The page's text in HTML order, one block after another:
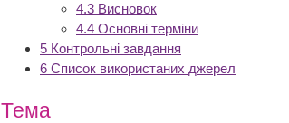
4.3 Висновок
4.4 Основні терміни
5 Контрольні завдання
6 Список використаних джерел
Тема